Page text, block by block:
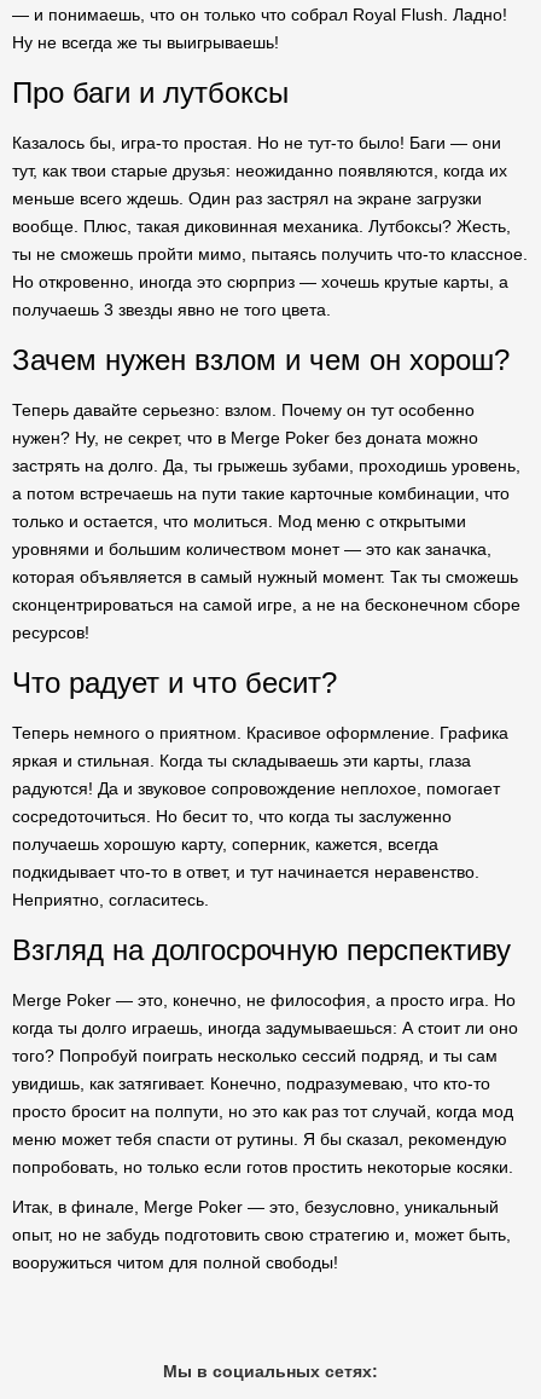
— и понимаешь, что он только что собрал Royal Flush. Ладно!
Ну не всегда же ты выигрываешь!
Про баги и лутбоксы
Казалось бы, игра-то простая. Но не тут-то было! Баги — они
тут, как твои старые друзья: неожиданно появляются, когда их
меньше всего ждешь. Один раз застрял на экране загрузки
вообще. Плюс, такая диковинная механика. Лутбоксы? Жесть,
ты не сможешь пройти мимо, пытаясь получить что-то классное.
Но откровенно, иногда это сюрприз — хочешь крутые карты, а
получаешь 3 звезды явно не того цвета.
Зачем нужен взлом и чем он хорош?
Теперь давайте серьезно: взлом. Почему он тут особенно
нужен? Ну, не секрет, что в Merge Poker без доната можно
застрять на долго. Да, ты грыжешь зубами, проходишь уровень,
а потом встречаешь на пути такие карточные комбинации, что
только и остается, что молиться. Мод меню с открытыми
уровнями и большим количеством монет — это как заначка,
которая объявляется в самый нужный момент. Так ты сможешь
сконцентрироваться на самой игре, а не на бесконечном сборе
ресурсов!
Что радует и что бесит?
Теперь немного о приятном. Красивое оформление. Графика
яркая и стильная. Когда ты складываешь эти карты, глаза
радуются! Да и звуковое сопровождение неплохое, помогает
сосредоточиться. Но бесит то, что когда ты заслуженно
получаешь хорошую карту, соперник, кажется, всегда
подкидывает что-то в ответ, и тут начинается неравенство.
Неприятно, согласитесь.
Взгляд на долгосрочную перспективу
Merge Poker — это, конечно, не философия, а просто игра. Но
когда ты долго играешь, иногда задумываешься: А стоит ли оно
того? Попробуй поиграть несколько сессий подряд, и ты сам
увидишь, как затягивает. Конечно, подразумеваю, что кто-то
просто бросит на полпути, но это как раз тот случай, когда мод
меню может тебя спасти от рутины. Я бы сказал, рекомендую
попробовать, но только если готов простить некоторые косяки.
Итак, в финале, Merge Poker — это, безусловно, уникальный
опыт, но не забудь подготовить свою стратегию и, может быть,
вооружиться читом для полной свободы!
Мы в социальных сетях: